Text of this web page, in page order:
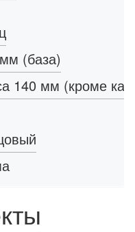
(база)
140 мм (кроме